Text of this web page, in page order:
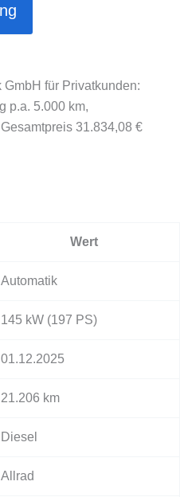
für Privatkunden:
p.a. 5.000 km,
Gesamtpreis 31.834,08 €
Wert
Automatik
145 kW (197 PS)
01.12.2025
21.206 km
Diesel
Allrad